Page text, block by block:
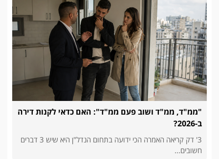
"ממ"ד, ממ"ד ושוב פעם ממ"ד": האם כדאי לקנות דירה
ב-2026?
3' דק קריאה האמרה הכי ידועה בתחום הנדל"ן היא שיש 3 דברים
חשובים...